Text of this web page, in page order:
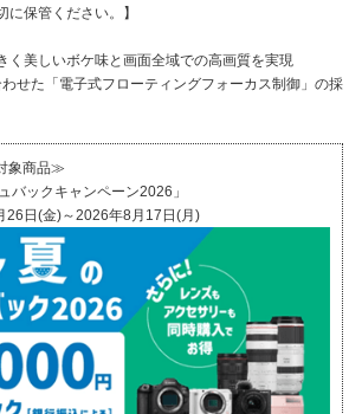
保管ください。】
く美しいボケ味と画面全域での高画質を実現
せた「電子式フローティングフォーカス制御」の採
象商品≫
バックキャンペーン2026」
26日(金)～2026年8月17日(月)